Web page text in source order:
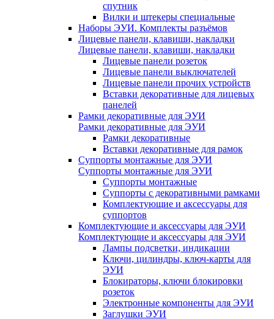
спутник
Вилки и штекеры специальные
Наборы ЭУИ. Комплекты разъёмов
Лицевые панели, клавиши, накладки
Лицевые панели, клавиши, накладки
Лицевые панели розеток
Лицевые панели выключателей
Лицевые панели прочих устройств
Вставки декоративные для лицевых
панелей
Рамки декоративные для ЭУИ
Рамки декоративные для ЭУИ
Рамки декоративные
Вставки декоративные для рамок
Суппорты монтажные для ЭУИ
Суппорты монтажные для ЭУИ
Суппорты монтажные
Суппорты с декоративными рамками
Комплектующие и аксессуары для
суппортов
Комплектующие и аксессуары для ЭУИ
Комплектующие и аксессуары для ЭУИ
Лампы подсветки, индикации
Ключи, цилиндры, ключ-карты для
ЭУИ
Блокираторы, ключи блокировки
розеток
Электронные компоненты для ЭУИ
Заглушки ЭУИ